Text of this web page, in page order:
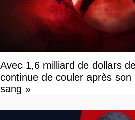
Avec 1,6 milliard de dollars
continue de couler après
sang »